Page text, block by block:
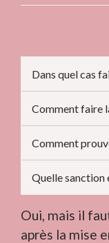
Dans quel cas
Comment faire
Comment
Quelle sanction
Oui, mais il
après la mise